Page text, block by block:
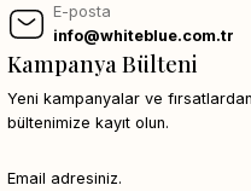
E-posta
info@whiteblue.com.tr
Kampanya Bülteni
Yeni kampanyalar ve
bültenimize kayıt olun.